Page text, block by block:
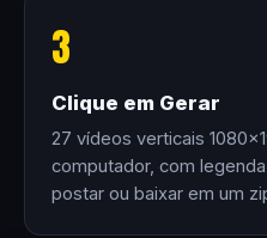
3
Clique em Gerar
27 vídeos verticais
computador, com
postar ou baixar em um